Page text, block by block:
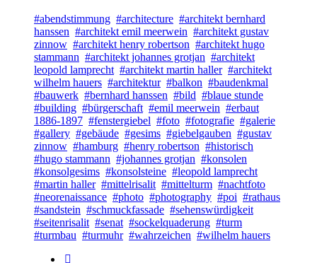
#abendstimmung #architecture #architekt bernhard
hanssen #architekt emil meerwein #architekt gustav
zinnow #architekt henry robertson #architekt hugo
stammann #architekt johannes grotjan #architekt
leopold lamprecht #architekt martin haller #architekt
wilhelm hauers #architektur #balkon #baudenkmal
#bauwerk #bernhard hanssen #bild #blaue stunde
#building #bürgerschaft #emil meerwein #erbaut
1886-1897 #fenstergiebel #foto #fotografie #galerie
#gallery #gebäude #gesims #giebelgauben #gustav
zinnow #hamburg #henry robertson #historisch
#hugo stammann #johannes grotjan #konsolen
#konsolgesims #konsolsteine #leopold lamprecht
#martin haller #mittelrisalit #mittelturm #nachtfoto
#neorenaissance #photo #photography #poi #rathaus
#sandstein #schmuckfassade #sehenswürdigkeit
#seitenrisalit #senat #sockelquaderung #turm
#turmbau #turmuhr #wahrzeichen #wilhelm hauers